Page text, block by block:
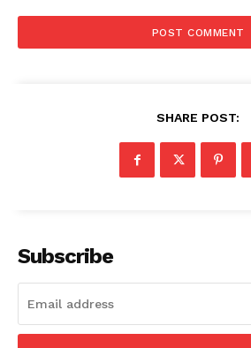
SHARE POST:
Subscribe